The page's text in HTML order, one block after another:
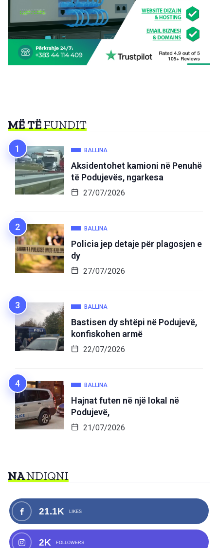
MË TËFUNDIT
BALLINA
Aksidentohet kamioni në Penuhë
të Podujevës, ngarkesa
27/07/2026
BALLINA
Policia jep detaje për plagosjen e
dy
27/07/2026
BALLINA
Bastisen dy shtëpi në Podujevë,
konfiskohen armë
22/07/2026
BALLINA
Hajnat futen në një lokal në
Podujevë,
21/07/2026
NANDIQNI
21.1K LIKES
2K FOLLOWERS